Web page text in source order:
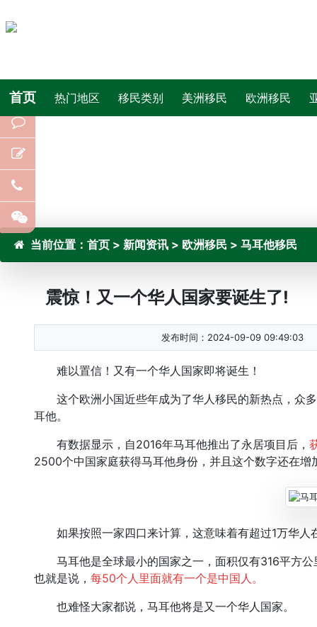
首页 热门地区 移民类别 美洲移民 欧洲移民
当前位置： 首页 > 新闻资讯 > 欧洲移民 > 马耳他移民
震惊！又一个华人国家要诞生了!
发布时间：2024-09-09 09:49:03
难以置信！又有一个华人国家即将诞生！
这个欧洲小国近些年成为了华人移民的新热点，众
耳他。
有数据显示，自2016年马耳他推出了永居项目后，
2500个中国家庭获得马耳他身份，并且这个数字还在增
如果按照一家四口来计算，这意味着有超过1万华人
马耳他是全球最小的国家之一，面积仅有316平方公
也就是说， 每50个人里面就有一个是中国人。
也难怪大家都说，马耳他将是又一个华人国家。